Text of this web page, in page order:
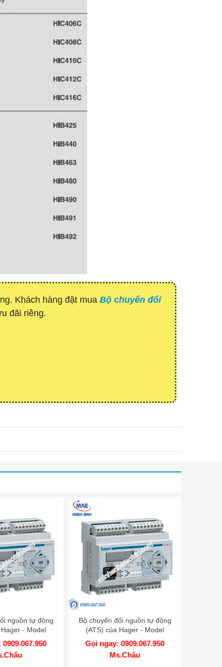
Khách hàng đặt mua Bộ chuyển đổi
đãi riêng.
nguồn tự động
- Model
Bộ chuyển đổi nguồn tự động
(ATS) của Hager - Model
HZI204
Gọi ngay: 0909.067.950
Ms.Châu